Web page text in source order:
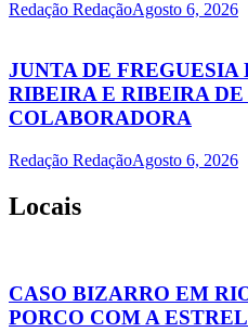
Redação RedaçãoAgosto 6, 2026
JUNTA DE FREGUESIA
RIBEIRA E RIBEIRA
COLABORADORA
Redação RedaçãoAgosto 6, 2026
Locais
CASO BIZARRO EM
PORCO COM A